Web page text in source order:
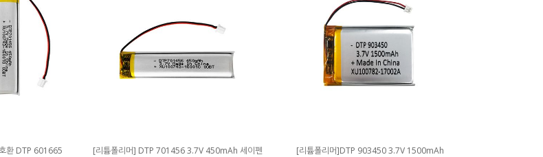
환 DTP 601665
[리튬폴리머] DTP 701456 3.7V 450mAh 세이펜
[리튬폴리머]DTP 903450 3.7V 1500mAh